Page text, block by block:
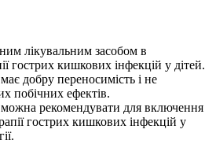
лікувальним засобом в
гострих кишкових інфекцій у дітей.
добру переносимість і не
побічних ефектів.
рекомендувати для включення
гострих кишкових інфекцій у